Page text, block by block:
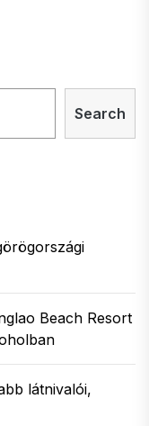
Search
Beach Resort
látnivalói,